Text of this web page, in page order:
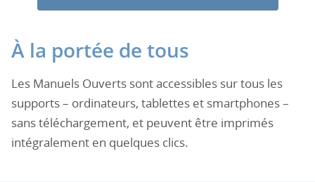
À la portée de tous
Les Manuels Ouverts sont accessibles sur tous les
supports – ordinateurs, tablettes et smartphones –
sans téléchargement, et peuvent être imprimés
intégralement en quelques clics.